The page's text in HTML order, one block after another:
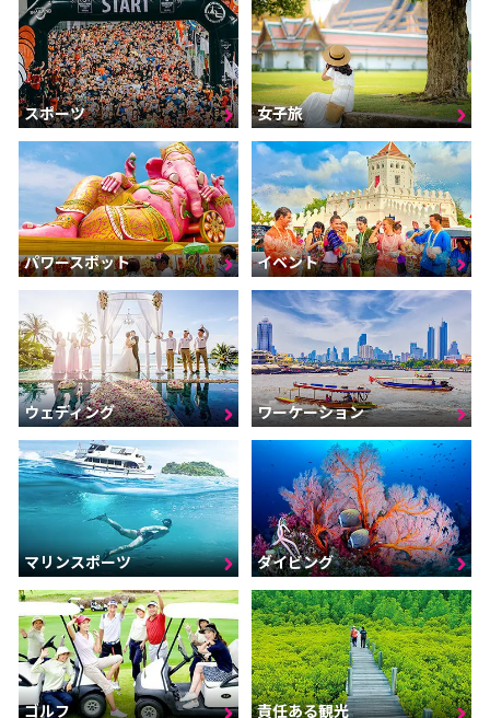
スポーツ 女子旅
パワースポット イベント
ウェディング ワーケーション
マリンスポーツ ダイビング
ゴルフ 責任ある観光